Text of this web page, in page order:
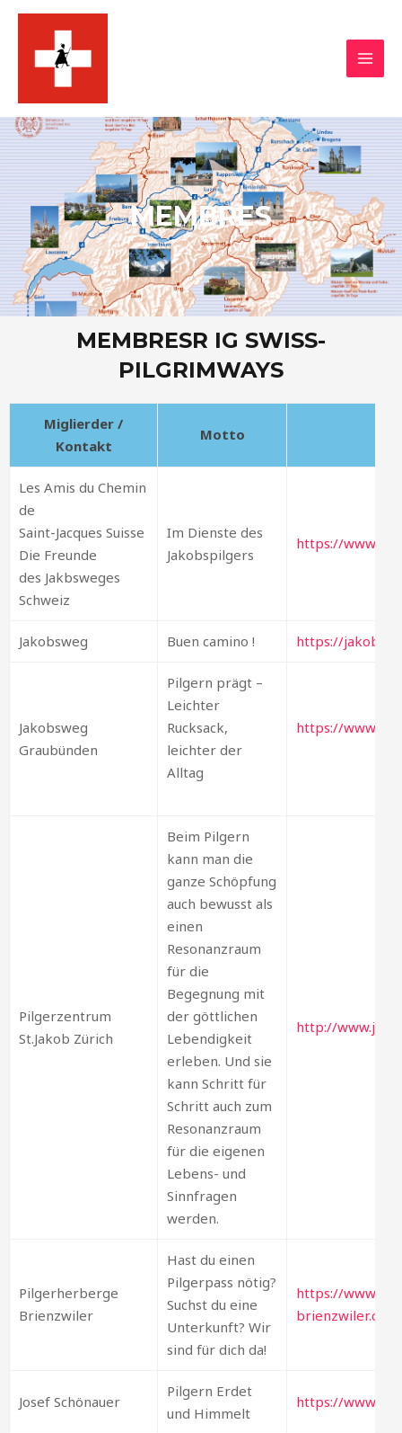
Aller
contenu
MEMBRES
MEMBRESR IG SWISS-
PILGRIMWAYS
Miglierder /
Kontakt
Motto
Les Amis du Chemin
de
Saint-Jacques Suisse
Die Freunde
des Jakbsweges
Schweiz
Im Dienste des
Jakobspilgers
https://
Jakobsweg Buen camino ! https://
Jakobsweg
Graubünden
Pilgern prägt –
Leichter
Rucksack,
leichter der
Alltag
https://
Pilgerzentrum
St.Jakob Zürich
Beim Pilgern
kann man die
ganze Schöpfung
auch bewusst als
einen
Resonanzraum
für die
Begegnung mit
der göttlichen
Lebendigkeit
erleben. Und sie
kann Schritt für
Schritt auch zum
Resonanzraum
für die eigenen
Lebens- und
Sinnfragen
werden.
http://
Pilgerherberge
Brienzwiler
Hast du einen
Pilgerpass nötig?
Suchst du eine
Unterkunft? Wir
sind für dich da!
https://
brienzwiler.ch/
Josef Schönauer
Pilgern Erdet
und Himmelt
https://